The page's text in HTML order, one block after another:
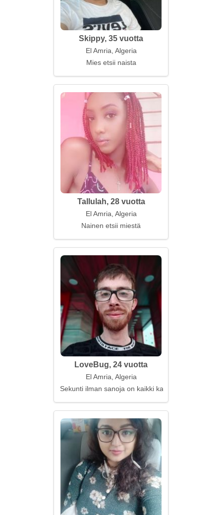
Skippy, 35 vuotta
El Amria, Algeria
Mies etsii naista
Tallulah, 28 vuotta
El Amria, Algeria
Nainen etsii miestä
LoveBug, 24 vuotta
El Amria, Algeria
Sekunti ilman sanoja on kaikki kaikessa